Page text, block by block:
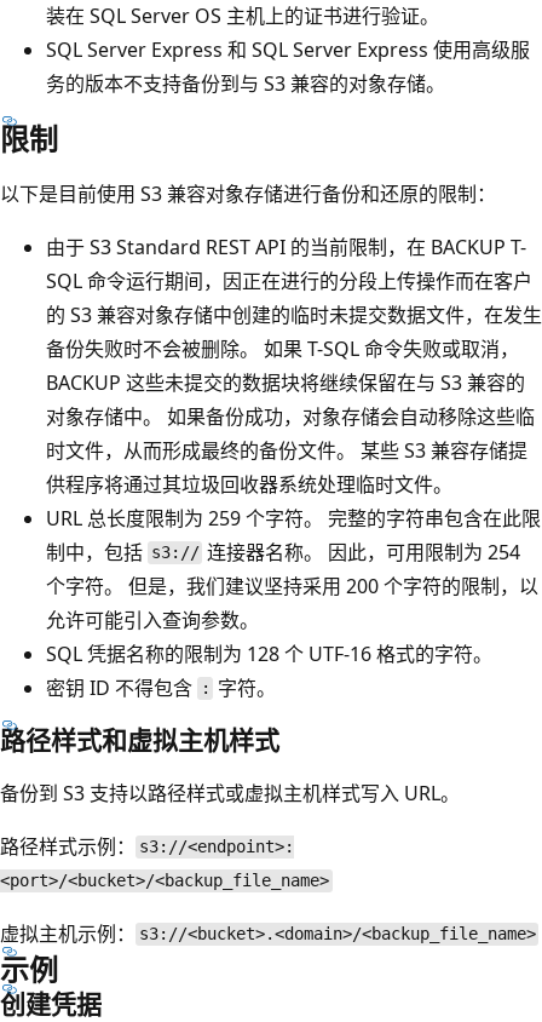
装在 SQL Server OS 主机上的证书进行验证。
SQL Server Express 和 SQL Server Express 使用高级服
务的版本不支持备份到与 S3 兼容的对象存储。
限制
以下是目前使用 S3 兼容对象存储进行备份和还原的限制：
由于 S3 Standard REST API 的当前限制，在 BACKUP T-
SQL 命令运行期间，因正在进行的分段上传操作而在客户
的 S3 兼容对象存储中创建的临时未提交数据文件，在发生
备份失败时不会被删除。 如果 T-SQL 命令失败或取消，
BACKUP 这些未提交的数据块将继续保留在与 S3 兼容的
对象存储中。 如果备份成功，对象存储会自动移除这些临
时文件，从而形成最终的备份文件。 某些 S3 兼容存储提
供程序将通过其垃圾回收器系统处理临时文件。
URL 总长度限制为 259 个字符。 完整的字符串包含在此限
制中，包括 s3:// 连接器名称。 因此，可用限制为 254
个字符。 但是，我们建议坚持采用 200 个字符的限制，以
允许可能引入查询参数。
SQL 凭据名称的限制为 128 个 UTF-16 格式的字符。
密钥 ID 不得包含
: 字符。
路径样式和虚拟主机样式
备份到 S3 支持以路径样式或虚拟主机样式写入 URL。
路径样式示例：
s3://<endpoint>:
<port>/<bucket>/<backup_file_name>
虚拟主机示例： s3://<bucket>.<domain>/<backup_file_name>
示例
创建凭据